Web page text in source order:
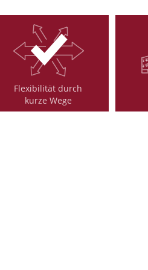
Flexibilität durch
kurze Wege